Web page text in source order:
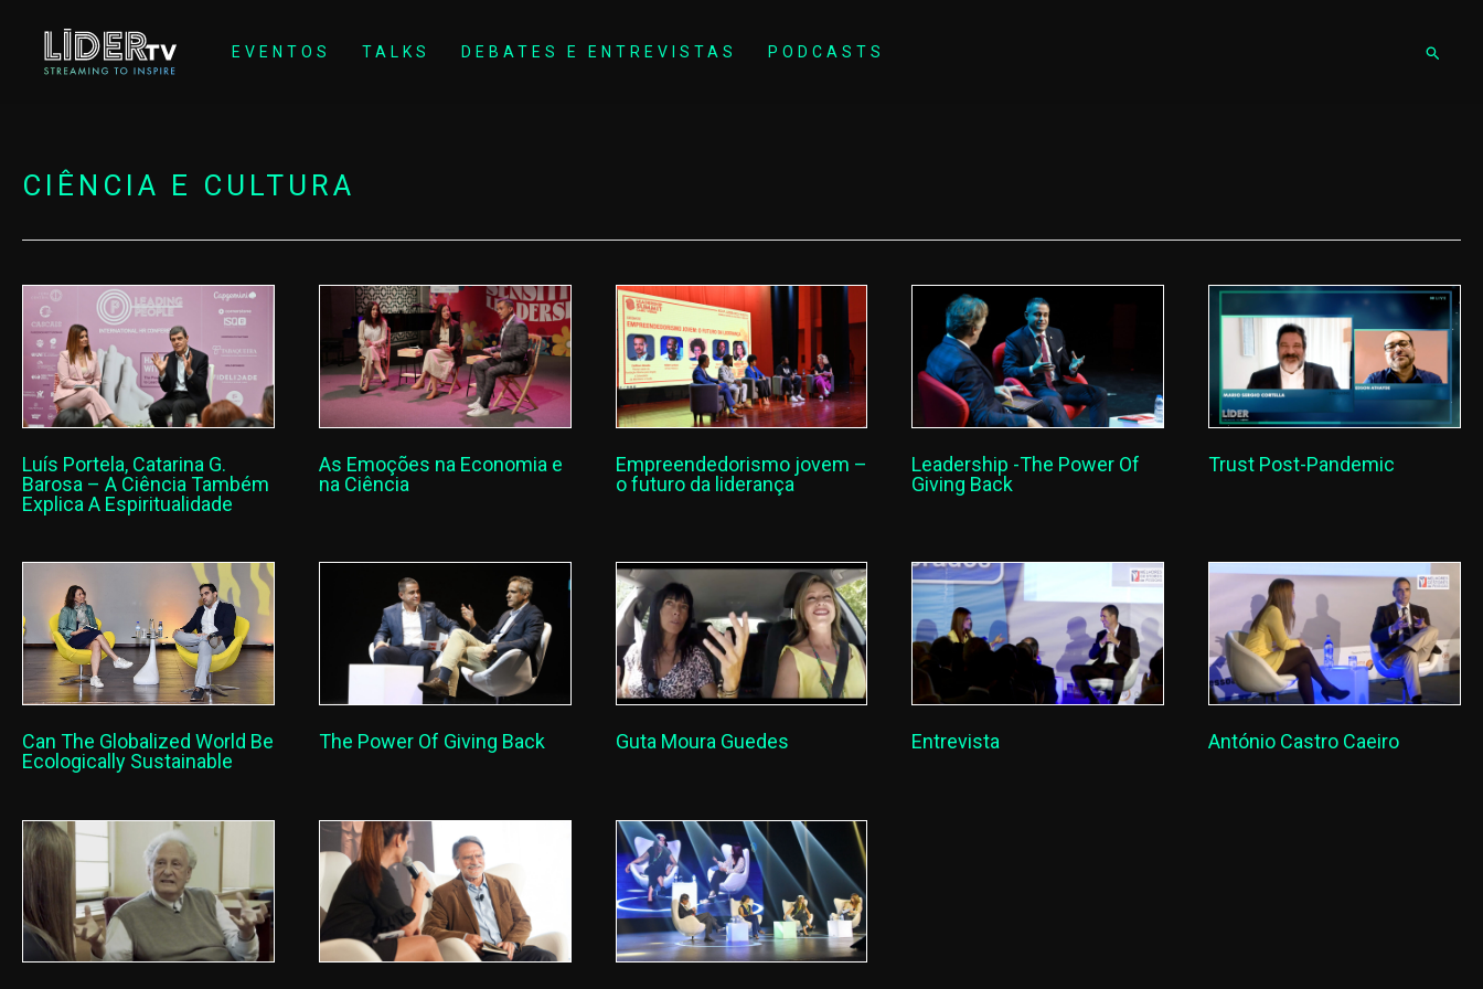
EVENTOS TALKS DEBATES E ENTREVISTAS PODCASTS
CIÊNCIA E CULTURA
Luís Portela, Catarina G.
Barosa – A Ciência Também
Explica A Espiritualidade
As Emoções na Economia e
na Ciência
Empreendedorismo jovem –
o futuro da liderança
Leadership -The Power Of
Giving Back
Trust Post-Pandemic
Can The Globalized World Be
Ecologically Sustainable
The Power Of Giving Back Guta Moura Guedes Entrevista António Castro Caeiro